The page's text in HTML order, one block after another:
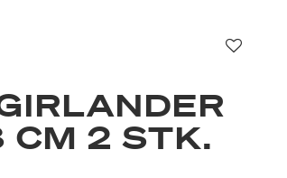
CM 2 STK.